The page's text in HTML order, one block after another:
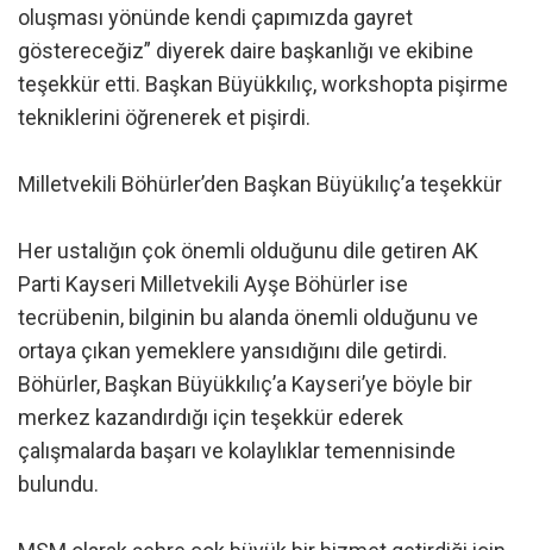
oluşması yönünde kendi çapımızda gayret
göstereceğiz” diyerek daire başkanlığı ve ekibine
teşekkür etti. Başkan Büyükkılıç, workshopta pişirme
tekniklerini öğrenerek et pişirdi.
Milletvekili Böhürler’den Başkan Büyükılıç’a teşekkür
Her ustalığın çok önemli olduğunu dile getiren AK
Parti Kayseri Milletvekili Ayşe Böhürler ise
tecrübenin, bilginin bu alanda önemli olduğunu ve
ortaya çıkan yemeklere yansıdığını dile getirdi.
Böhürler, Başkan Büyükkılıç’a Kayseri’ye böyle bir
merkez kazandırdığı için teşekkür ederek
çalışmalarda başarı ve kolaylıklar temennisinde
bulundu.